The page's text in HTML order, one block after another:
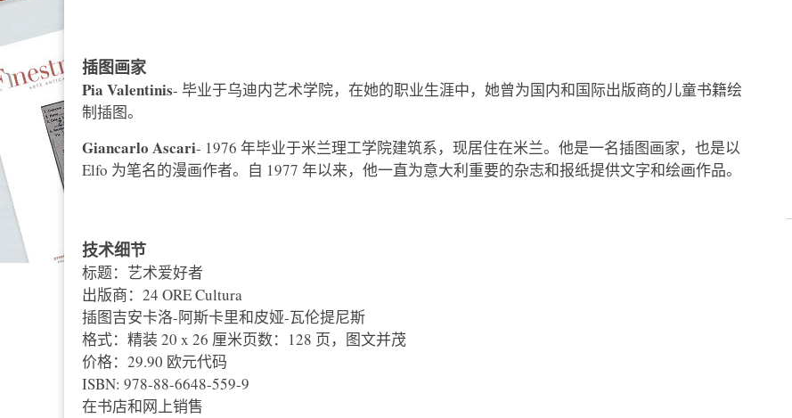
插图画家
Pia Valentinis- 毕业于乌迪内艺术学院，在她的职业生涯中，她曾为国内和国际出版商的儿童书籍绘
制插图。
Giancarlo Ascari- 1976 年毕业于米兰理工学院建筑系，现居住在米兰。他是一名插图画家，也是以
Elfo 为笔名的漫画作者。自 1977 年以来，他一直为意大利重要的杂志和报纸提供文字和绘画作品。
技术细节
标题：艺术爱好者
出版商：24 ORE Cultura
插图吉安卡洛-阿斯卡里和皮娅-瓦伦提尼斯
格式：精装 20 x 26 厘米页数：128 页，图文并茂
价格：29.90 欧元代码
ISBN: 978-88-6648-559-9
在书店和网上销售